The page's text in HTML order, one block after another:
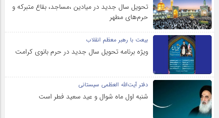
تحویل سال‌ جدید در میادین ،مساجد، بقاع متبرکه‌ و
حرم‌های‌ مطهر
بیعت با رهبر معظم انقلاب
ویژه برنامه تحویل سال جدید در حرم بانوی کرامت
دفتر آیت‌الله العظمی سیستانی
شنبه اول ماه شوال و عید سعید فطر است